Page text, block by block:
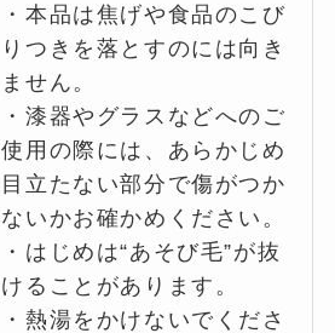
・本品は焦げや食品のこび
りつきを落とすのには向き
ません。
・漆器やグラスなどへのご
使用の際には、あらかじめ
目立たない部分で傷がつか
ないかお確かめください。
・はじめは“あそび毛”が抜
けることがあります。
・熱湯をかけないでくださ